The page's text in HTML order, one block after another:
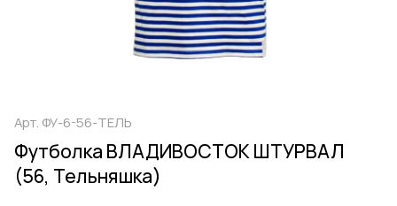
Арт. ФУ-6-56-ТЕЛЬ
Футболка ВЛАДИВОСТОК ШТУРВАЛ
(56, Тельняшка)